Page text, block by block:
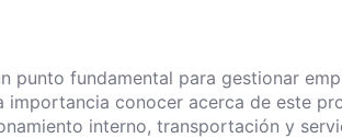
punto fundamental para gestionar
importancia conocer acerca de este
interno, transportación y